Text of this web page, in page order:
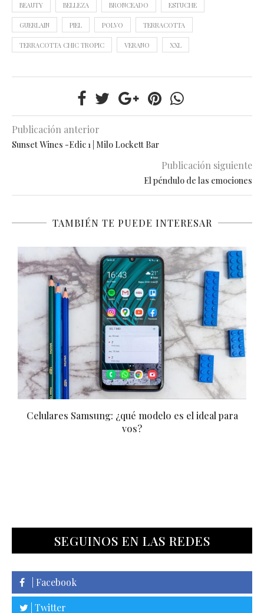
BEAUTY BELLEZA BRONCEADO ESTUCHE
GUERLAIN PIEL POLVO TERRACOTTA
TERRACOTTA CHIC TROPIC VERANO XXL
Publicación anterior
Sunset Wines -Edic 1 | Milo Lockett Bar
Publicación siguiente
El péndulo de las emociones
TAMBIÉN TE PUEDE INTERESAR
Moscow Fashion Week
SEGUINOS EN LAS REDES
| Facebook
| Twitter